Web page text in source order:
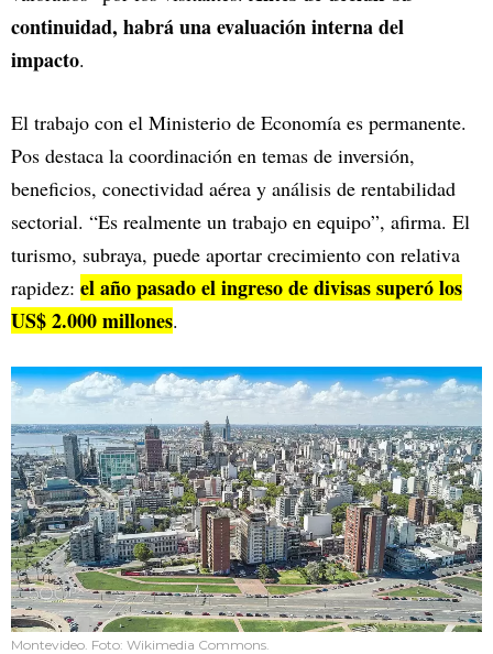
continuidad, habrá una evaluación interna del
impacto.
El trabajo con el Ministerio de Economía es permanente.
Pos destaca la coordinación en temas de inversión,
beneficios, conectividad aérea y análisis de rentabilidad
sectorial. “Es realmente un trabajo en equipo”, afirma. El
turismo, subraya, puede aportar crecimiento con relativa
rapidez: el año pasado el ingreso de divisas superó los
US$ 2.000 millones.
Montevideo. Foto: Wikimedia Commons.